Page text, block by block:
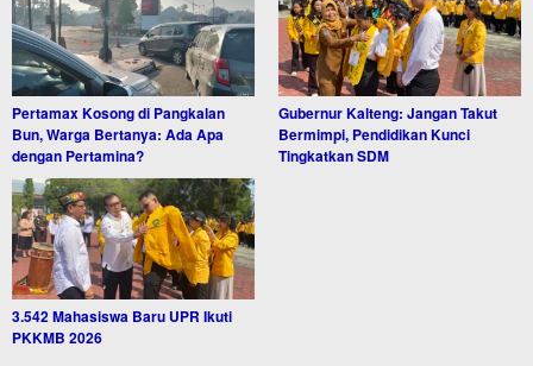
Pertamax Kosong di Pangkalan
Bun, Warga Bertanya: Ada Apa
dengan Pertamina?
Gubernur Kalteng: Jangan Takut
Bermimpi, Pendidikan Kunci
Tingkatkan SDM
3.542 Mahasiswa Baru UPR Ikuti
PKKMB 2026